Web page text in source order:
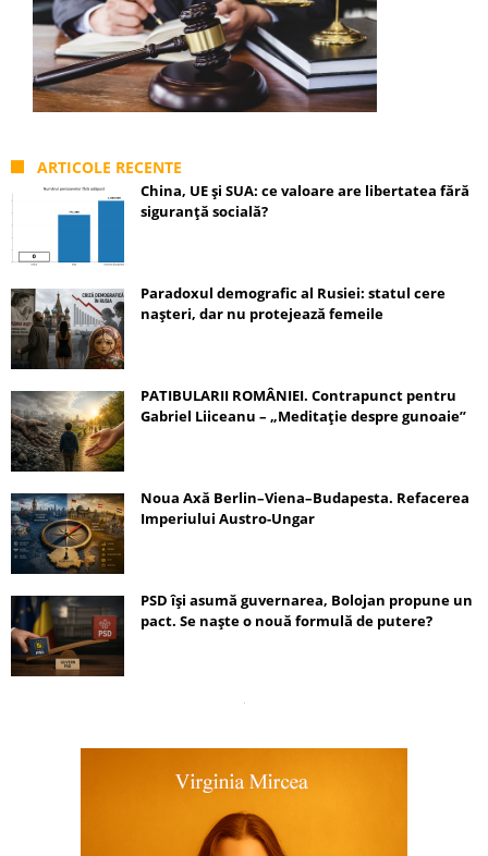
ARTICOLE RECENTE
China, UE și SUA: ce valoare are libertatea fără
siguranță socială?
Paradoxul demografic al Rusiei: statul cere
nașteri, dar nu protejează femeile
PATIBULARII ROMÂNIEI. Contrapunct pentru
Gabriel Liiceanu – „Meditație despre gunoaie”
Noua Axă Berlin–Viena–Budapesta. Refacerea
Imperiului Austro-Ungar
PSD își asumă guvernarea, Bolojan propune un
pact. Se naște o nouă formulă de putere?